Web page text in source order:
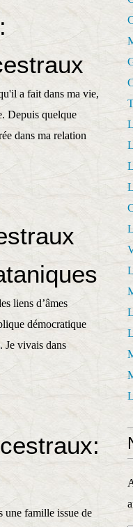
a fait dans ma vie,
Depuis quelque
dans ma relation
liens d’âmes
démocratique
Je vivais dans
une famille issue de